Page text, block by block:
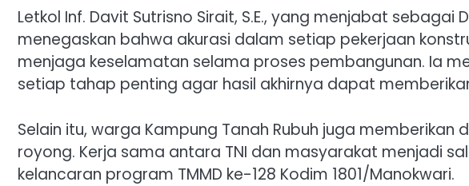
Letkol Inf. Davit Sutrisno Sirait, S.E., yang menjabat sebagai
menegaskan bahwa akurasi dalam setiap pekerjaan
menjaga keselamatan selama proses pembangunan. Ia
setiap tahap penting agar hasil akhirnya dapat
Selain itu, warga Kampung Tanah Rubuh juga
royong. Kerja sama antara TNI dan masyarakat menjadi
kelancaran program TMMD ke-128 Kodim 1801/Manokwari.